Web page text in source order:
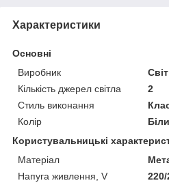
Характеристики
Основні
Виробник
Світ
Кількість джерел світла
2
Стиль виконання
Колір
Користувальницькі
Матеріал
Напуга живлення, V
220/